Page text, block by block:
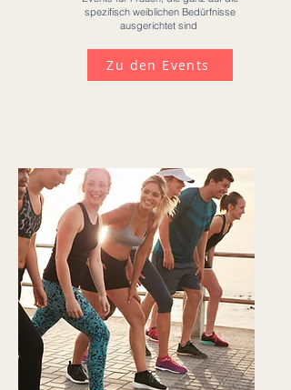
spezifisch weiblichen Bedürfnisse
ausgerichtet sind
Zu den Events